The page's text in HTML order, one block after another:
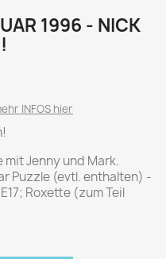
1996 - NICK
INFOS hier
mit Jenny und Mark.
Puzzle (evtl. enthalten) -
Roxette (zum Teil